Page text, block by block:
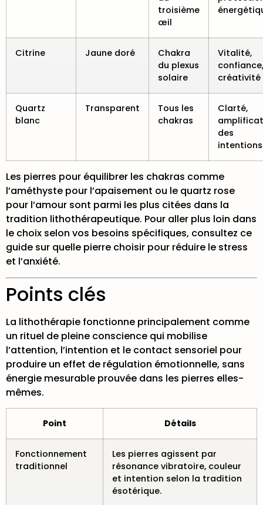
troisième
œil
Citrine Jaune doré
Chakra
du plexus
solaire
Vitalité,
confiance,
créativité
Quartz
blanc
Transparent
Tous les
chakras
Clarté,
des
intentions
Les pierres pour équilibrer les chakras comme
l’améthyste pour l’apaisement ou le quartz rose
pour l’amour sont parmi les plus citées dans la
tradition lithothérapeutique. Pour aller plus loin dans
le choix selon vos besoins spécifiques, consultez ce
guide sur quelle pierre choisir pour réduire le stress
et l’anxiété.
Points clés
La lithothérapie fonctionne principalement comme
un rituel de pleine conscience qui mobilise
l’attention, l’intention et le contact sensoriel pour
produire un effet de régulation émotionnelle, sans
énergie mesurable prouvée dans les pierres elles-
mêmes.
Point Détails
Fonctionnement
traditionnel
Les pierres agissent par
résonance vibratoire, couleur
et intention selon la tradition
ésotérique.